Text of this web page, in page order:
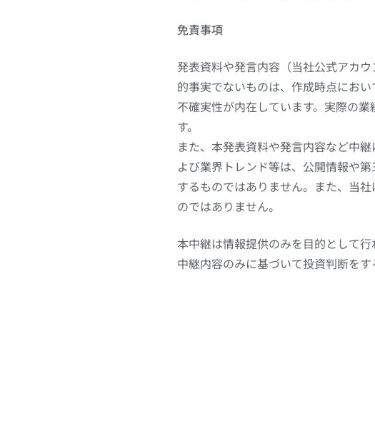
免責事項
発表資料や発言内容（当社公式アカ
的事実でないものは、作成時点にお
不確実性が内在しています。実際の
す。
また、本発表資料や発言内容など中
よび業界トレンド等は、公開情報や
するものではありません。また、当
のではありません。
本中継は情報提供のみを目的として
中継内容のみに基づいて投資判断をす